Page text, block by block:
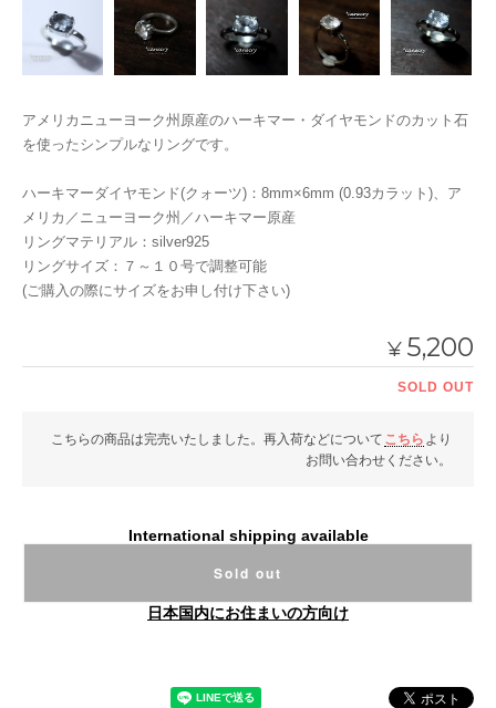
アメリカニューヨーク州原産のハーキマー・ダイヤモンドのカット石
を使ったシンプルなリングです。
ハーキマーダイヤモンド(クォーツ)：8mm×6mm (0.93カラット)、ア
メリカ／ニューヨーク州／ハーキマー原産
リングマテリアル：silver925
リングサイズ：７～１０号で調整可能
(ご購入の際にサイズをお申し付け下さい)
¥ 5,200
SOLD OUT
こちらの商品は完売いたしました。再入荷などについて こちら より
お問い合わせください。
International shipping available
Sold out
日本国内にお住まいの方向け